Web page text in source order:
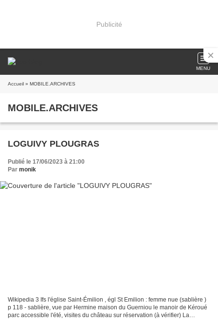
Publicité
MENU
Accueil » MOBILE.ARCHIVES
MOBILE.ARCHIVES
LOGUIVY PLOUGRAS
Publié le 17/06/2023 à 21:00
Par monik
Wikipedia 3 Ifs l'église Saint-Émilion , égl St Emilion : femme nue (sablière )
p 118 - sablière, vue par Hermine maison du Guerniou le manoir de Kéroué
parc accessible l'été, visites du château sur réservation (à vérifier) La